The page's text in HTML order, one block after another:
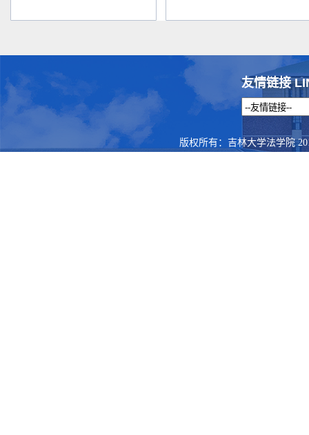
友情链接
版权所有：吉林大学法学院